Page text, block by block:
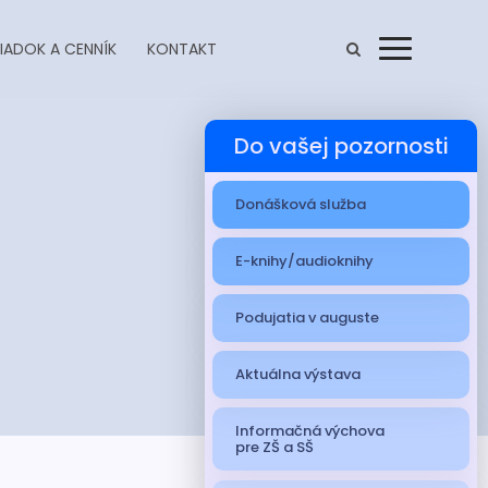
A CENNÍK KONTAKT
Do vašej pozornosti
Donášková služba
E-knihy/audioknihy
Podujatia v auguste
Aktuálna výstava
Informačná výchova
pre ZŠ a SŠ